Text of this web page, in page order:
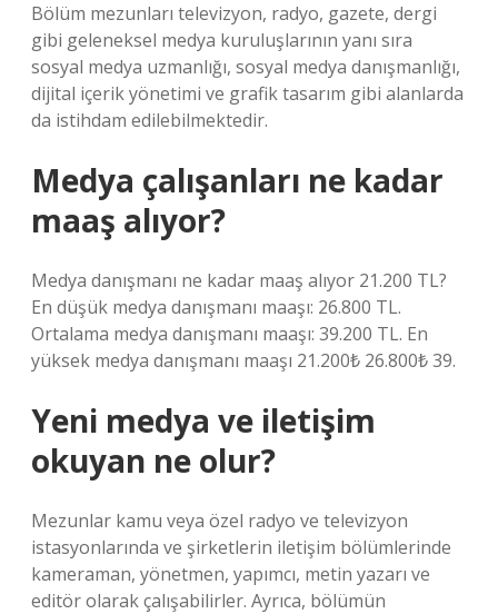
Bölüm mezunları televizyon, radyo, gazete, dergi
gibi geleneksel medya kuruluşlarının yanı sıra
sosyal medya uzmanlığı, sosyal medya danışmanlığı,
dijital içerik yönetimi ve grafik tasarım gibi alanlarda
da istihdam edilebilmektedir.
Medya çalışanları ne kadar
maaş alıyor?
Medya danışmanı ne kadar maaş alıyor 21.200 TL?
En düşük medya danışmanı maaşı: 26.800 TL.
Ortalama medya danışmanı maaşı: 39.200 TL. En
yüksek medya danışmanı maaşı 21.200₺ 26.800₺ 39.
Yeni medya ve iletişim
okuyan ne olur?
Mezunlar kamu veya özel radyo ve televizyon
istasyonlarında ve şirketlerin iletişim bölümlerinde
kameraman, yönetmen, yapımcı, metin yazarı ve
editör olarak çalışabilirler. Ayrıca, bölümün